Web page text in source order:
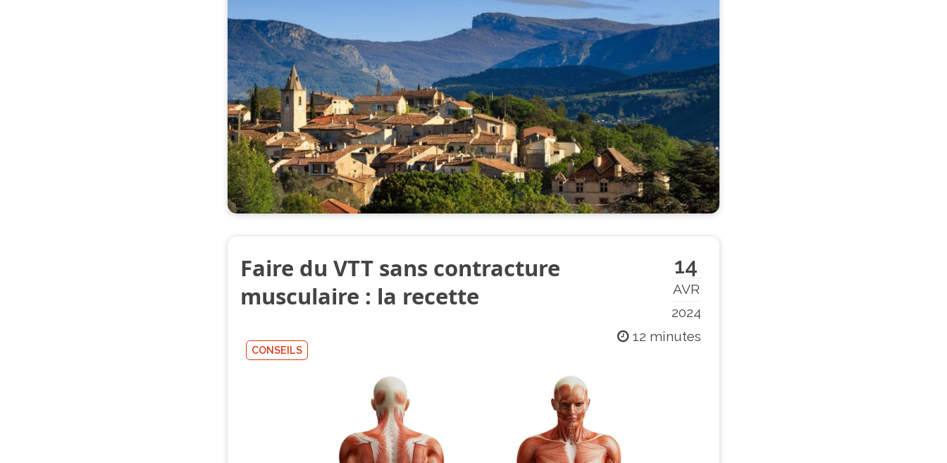
14
AVR
2024
Faire du VTT sans contracture
musculaire : la recette
12 minutes
CONSEILS